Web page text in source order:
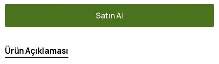
Satın Al
Ürün Açıklaması